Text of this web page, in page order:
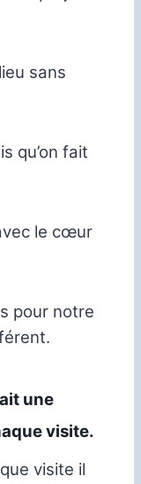
sans
qu’on fait
le cœur
pour notre
une
visite.
visite il